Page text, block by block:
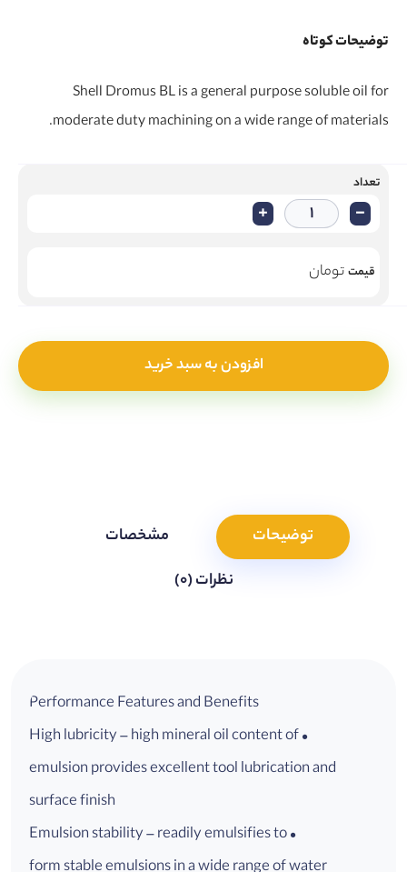
توضیحات کوتاه
Shell Dromus BL is a general purpose soluble oil for
moderate duty machining on a wide range of materials.
تعداد
-
+
قیمتتومان
افزودن به سبد خرید
توضیحات
مشخصات
نظرات (0)
Performance Features and Benefits
• High lubricity – high mineral oil content of
emulsion provides excellent tool lubrication and
surface finish
• Emulsion stability – readily emulsifies to